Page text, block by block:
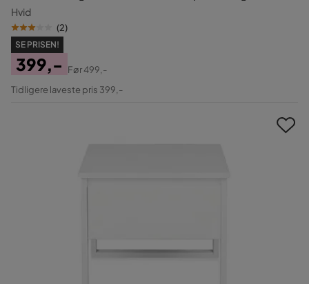
Hvid
(2)
SE PRISEN!
Pris
399,-
Original
Før499,-
Tidligere laveste pris 399,-